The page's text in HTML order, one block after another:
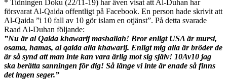
* Tidningen Doku (22/11-19) har även visat att Al-Duhan har
försvarat Al-Qaida offentligt på Facebook. En person hade skrivit att
Al-Qaida ”i 10 fall av 10 gör islam en otjänst”. På detta svarade
Raad Al-Duhan följande:
”Nu är al Qaida khawarij mashallah! Bror enligt USA är mursi,
osama, hamas, al qaida alla khawarij. Enligt mig alla är bröder de
är så synd att man inte kan vara ärlig mot sig själv! 10Av10 jag
ska berätta sanningen för dig! Så länge vi inte är enade så finns
det ingen seger.”